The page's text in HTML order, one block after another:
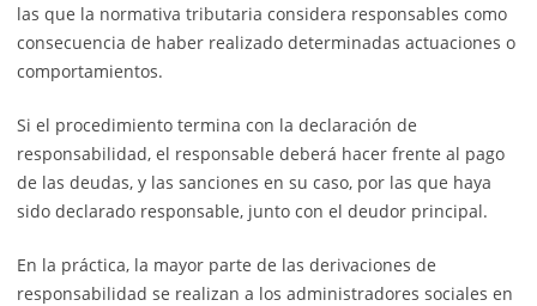
las que la normativa tributaria considera responsables como
consecuencia de haber realizado determinadas actuaciones o
comportamientos.
Si el procedimiento termina con la declaración de
responsabilidad, el responsable deberá hacer frente al pago
de las deudas, y las sanciones en su caso, por las que haya
sido declarado responsable, junto con el deudor principal.
En la práctica, la mayor parte de las derivaciones de
responsabilidad se realizan a los administradores sociales en